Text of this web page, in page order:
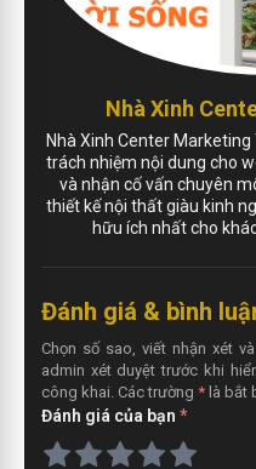
Nhà Xinh
Nhà Xinh Center
trách nhiệm nội dung cho
và nhận cố vấn chuyên
thiết kế nội thất giàu kinh
hữu ích nhất cho
Đánh giá & bình
Chọn số sao, viết nhận xét
admin xét duyệt trước khi
công khai. Các trường *là bắt
Đánh giá của bạn *